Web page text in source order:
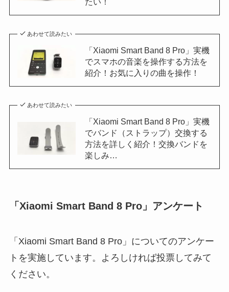
あわせて読みたい
「Xiaomi Smart Band 8 Pro」実機
でスマホの音楽を操作する方法を
紹介！お気に入りの曲を操作！
あわせて読みたい
「Xiaomi Smart Band 8 Pro」実機
でバンド（ストラップ）交換する
方法を詳しく紹介！交換バンドを
楽しみ…
「Xiaomi Smart Band 8 Pro」アンケート
「Xiaomi Smart Band 8 Pro」についてのアンケー
トを実施しています。よろしければ投票してみて
ください。